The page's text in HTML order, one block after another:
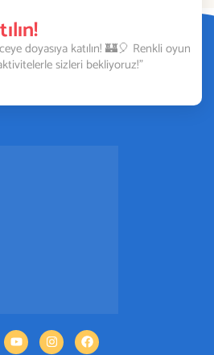
doyasıya katılın! 🏰🎈 Renkli oyun
sizleri bekliyoruz!"